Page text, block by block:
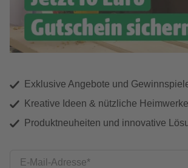
Exklusive Angebote und
Kreative Ideen & nützliche
Produktneuheiten und innovative
E-Mail-Adresse